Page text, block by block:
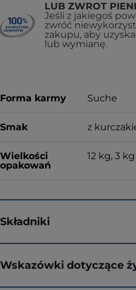
LUB ZWROT
Jeśli z jakiegoś
zwróć
zakupu, aby
lub wymianę.
Forma karmy Suche
Smak z
Wielkości
opakowań
12 kg, 3 kg
Składniki
Wskazówki dotyczące